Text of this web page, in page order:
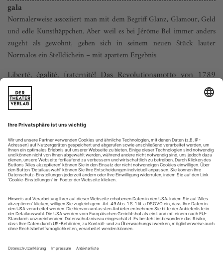
gala
Normalerweise assoziiert man mit dem Begriff Glanz, Glamour, Geld
und edle Kunsthäppchen. Aber weil es bei Jérôme Bel immer anders
zugeht als gewohnt, geben sich in seinem neuen Stück lauter
Normalos ein Stelldichein – mit apartem Ergebnis
Liberté, égalité, fraternité! Das Revolutionsmotto von 1789
steht an den Fassaden öffentlicher Gebäude der République
française, in deren Theaterhäusern sich Gala-Abende größter
Beliebtheit erfreuen. Der Choreograf Jérôme Bel spannt diese
politischen Losungen nun mit den Ausnahme-Festivitäten zu
einem Experiment zusammen. «Gala» heißt es – aber es
stehen keine...
julie kent
Als 16-Jährige betrat sie die Bühne und lebte fortan ihren Traum.
Anmut, Talent, Disziplin und perfektes Timing verhalfen ihr zu einer
jahrzehntelangen Karriere. Jetzt sagt die Starballerina des American
Ballet Theatre: Adieu!